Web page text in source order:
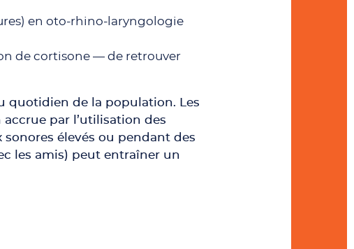
en oto-rhino-laryngologie
de cortisone — de retrouver
quotidien de la population. Les
par l’utilisation des
élevés ou pendant des
les amis) peut entraîner un